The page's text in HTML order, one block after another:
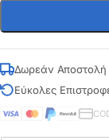
Δωρεάν
Εύκολες